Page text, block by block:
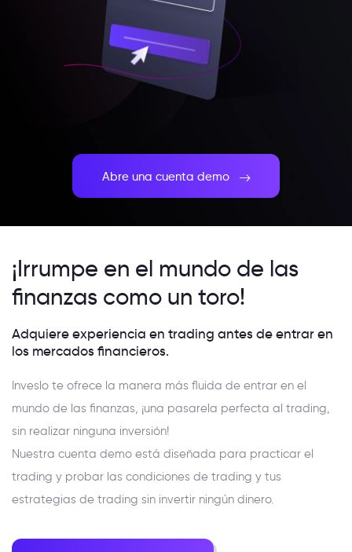
Abre una cuenta demo
¡Irrumpe en el mundo de las
finanzas como un toro!
Adquiere experiencia en trading antes de entrar en
los mercados financieros.
Inveslo te ofrece la manera más fluida de entrar en el
mundo de las finanzas, ¡una pasarela perfecta al trading,
sin realizar ninguna inversión!
Nuestra cuenta demo está diseñada para practicar el
trading y probar las condiciones de trading y tus
estrategias de trading sin invertir ningún dinero.